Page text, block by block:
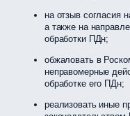
на отзыв согласия
а также на
обработки ПДн;
обжаловать в
неправомерные
обработке его ПДн;
реализовать иные